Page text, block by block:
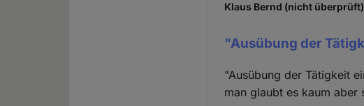
Klaus Bernd (nicht überprüft)
"Ausübung der
"Ausübung der Tätigkeit
man glaubt es kaum aber